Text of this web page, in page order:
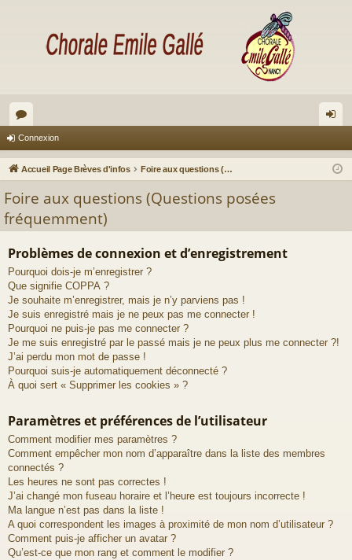
or
u ne
Connexion
Accueil Page Brèves d'infos Foire aux questions (Questions posées fréquemment)
Foire aux questions (Questions posées
fréquemment)
Problèmes de connexion et d’enregistrement
Pourquoi dois-je m’enregistrer ?
Que signifie COPPA ?
Je souhaite m’enregistrer, mais je n’y parviens pas !
Je suis enregistré mais je ne peux pas me connecter !
Pourquoi ne puis-je pas me connecter ?
Je me suis enregistré par le passé mais je ne peux plus me connecter ?!
J’ai perdu mon mot de passe !
Pourquoi suis-je automatiquement déconnecté ?
À quoi sert « Supprimer les cookies » ?
Paramètres et préférences de l’utilisateur
Comment modifier mes paramètres ?
Comment empêcher mon nom d’apparaître dans la liste des membres
connectés ?
Les heures ne sont pas correctes !
J’ai changé mon fuseau horaire et l’heure est toujours incorrecte !
Ma langue n’est pas dans la liste !
A quoi correspondent les images à proximité de mon nom d’utilisateur ?
Comment puis-je afficher un avatar ?
Qu’est-ce que mon rang et comment le modifier ?